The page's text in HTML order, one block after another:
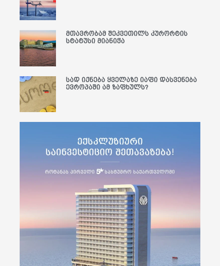
მთავრობამ შეკვეთილს კურორტის
სტატუსი მიანიჭა
სად იქნება ყველაზე იაფი დასვენება
ევროპაში ამ ზაფხულს?